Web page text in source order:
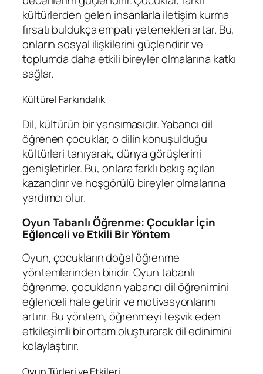
kültürlerden gelen insanlarla iletişim kurma
fırsatı buldukça empati yetenekleri artar. Bu,
onların sosyal ilişkilerini güçlendirir ve
toplumda daha etkili bireyler olmalarına katkı
sağlar.
Kültürel Farkındalık
Dil, kültürün bir yansımasıdır. Yabancı dil
öğrenen çocuklar, o dilin konuşulduğu
kültürleri tanıyarak, dünya görüşlerini
genişletirler. Bu, onlara farklı bakış açıları
kazandırır ve hoşgörülü bireyler olmalarına
yardımcı olur.
Oyun Tabanlı Öğrenme: Çocuklar İçin
Eğlenceli ve Etkili Bir Yöntem
Oyun, çocukların doğal öğrenme
yöntemlerinden biridir. Oyun tabanlı
öğrenme, çocukların yabancı dil öğrenimini
eğlenceli hale getirir ve motivasyonlarını
artırır. Bu yöntem, öğrenmeyi teşvik eden
etkileşimli bir ortam oluşturarak dil edinimini
kolaylaştırır.